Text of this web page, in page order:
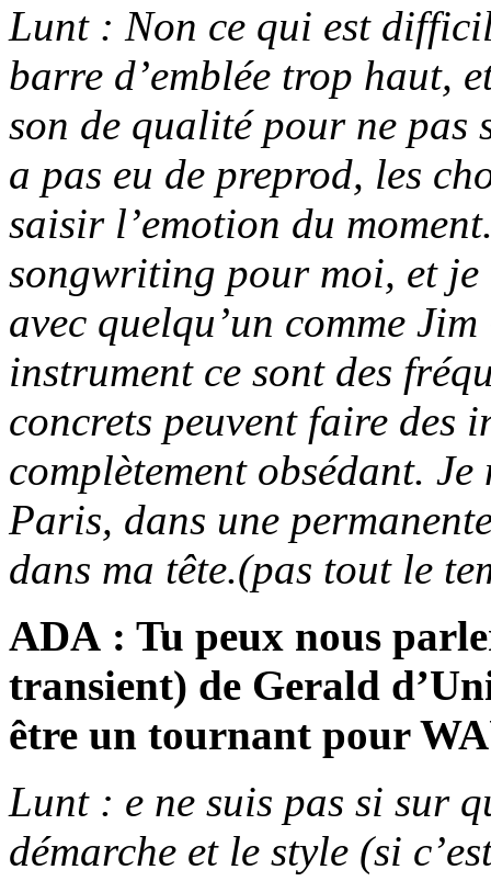
Lunt : Non ce qui est
barre d’emblée trop haut,
son de qualité pour ne pas
a pas eu de preprod, les
saisir l’emotion du
songwriting pour moi, et
avec quelqu’un comme
instrument ce sont des
concrets peuvent faire des
complètement obsédant.
Paris, dans une
dans ma tête.(pas tout le
ADA : Tu peux nous
transient) de Gerald
être un tournant pour
Lunt : e ne suis pas si sur
démarche et le style (si